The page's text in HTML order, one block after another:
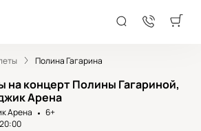
Полина Гагарина
на концерт Полины Гагариной,
Арена
Арена
6+
20:00